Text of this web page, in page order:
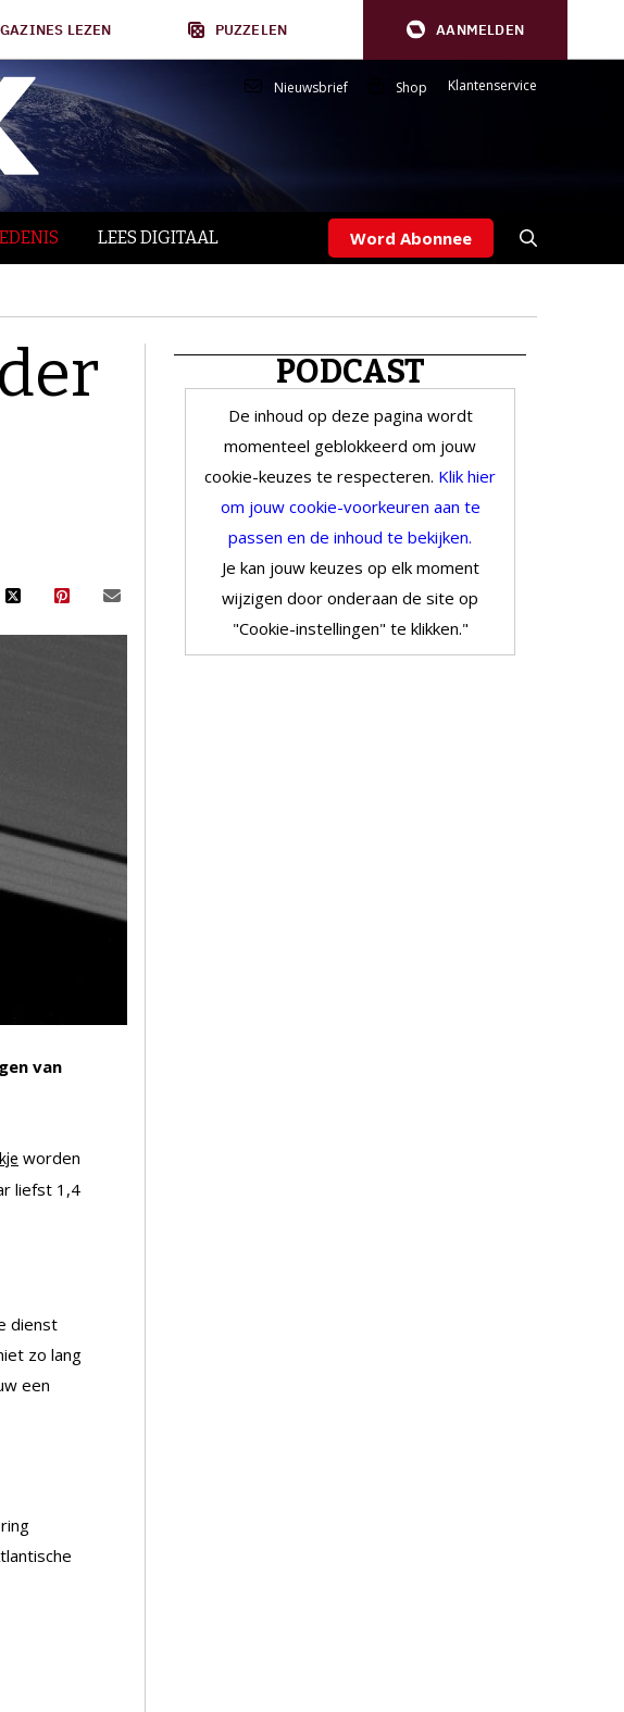
LEZEN PUZZELEN AANMELDEN
Nieuwsbrief Shop Klantenservice
LEES DIGITAAL Word Abonnee
van
worden
liefst 1,4
dienst
zo lang
een
PODCAST
De inhoud op deze pagina wordt
momenteel geblokkeerd om jouw
cookie-keuzes te respecteren. Klik hier
om jouw cookie-voorkeuren aan te
passen en de inhoud te bekijken.
Je kan jouw keuzes op elk moment
wijzigen door onderaan de site op
"Cookie-instellingen" te klikken."